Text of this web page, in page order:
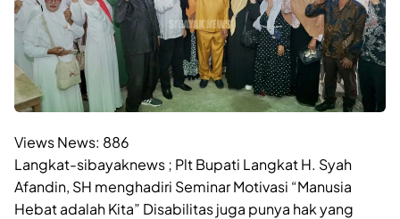
Views News: 886
Langkat-sibayaknews ; Plt Bupati Langkat H. Syah
Afandin, SH menghadiri Seminar Motivasi “Manusia
Hebat adalah Kita” Disabilitas juga punya hak yang